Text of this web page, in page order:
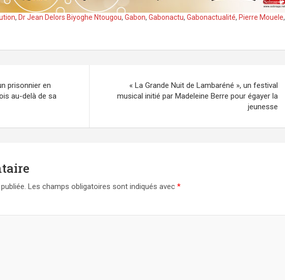
, Dr Jean Delors Biyoghe Ntougou, Gabon, Gabonactu, Gabonactualité, Pierre Mouele,
prisonnier en
au-delà de sa
« La Grande Nuit de Lambaréné », un festival
musical initié par Madeleine Berre pour égayer la
jeunesse
Les champs obligatoires sont indiqués avec *